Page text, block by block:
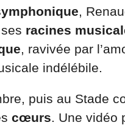
,
racines
, ravivée par
indélébile.
puis au Stade
cœurs . Une